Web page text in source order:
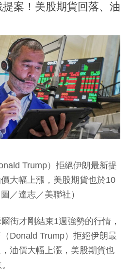
案！美股期貨回落、油
Trump）拒絕伊朗最新提
大幅上漲，美股期貨也於10
／達志／美聯社）
街才剛結束1週強勢的行情，
Donald Trump）拒絕伊朗最
油價大幅上漲，美股期貨也